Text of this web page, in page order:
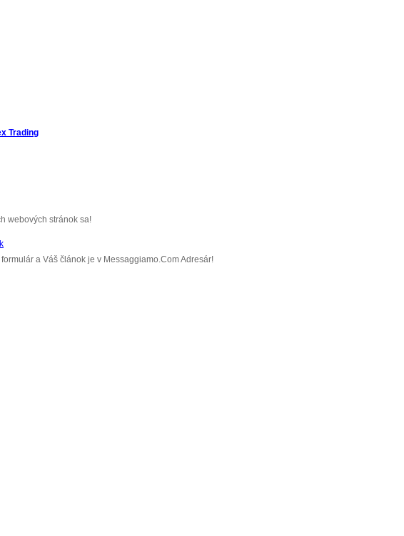
Trading
webových stránok sa!
a Váš článok je v Messaggiamo.Com Adresár!